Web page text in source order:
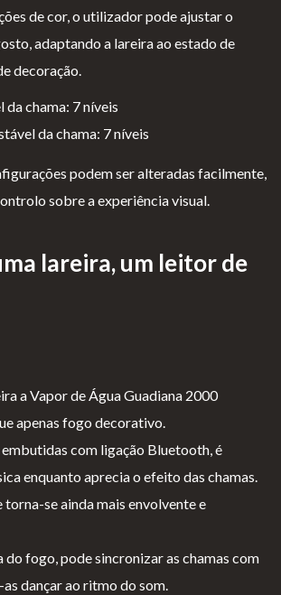
de cor, o utilizador pode ajustar o
adaptando a lareira ao estado de
decoração.
chama: 7 níveis
da chama: 7 níveis
podem ser alteradas facilmente,
sobre a experiência visual.
lareira, um leitor de
a Vapor de Água Guadiana 2000
apenas fogo decorativo.
embutidas com ligação Bluetooth, é
enquanto aprecia o efeito das chamas.
torna-se ainda mais envolvente e
do fogo, pode sincronizar as chamas com
dançar ao ritmo do som.